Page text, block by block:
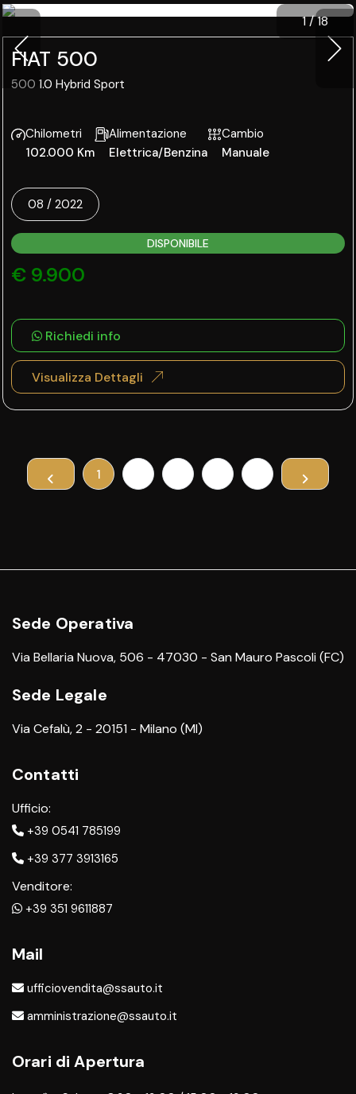
1/18
FIAT 500
500 1.0 Hybrid Sport
Chilometri
102.000 Km
Alimentazione
Elettrica/Benzina
Cambio
Manuale
08 / 2022
DISPONIBILE
€ 9.900
Richiedi info
Visualizza Dettagli
1
Sede Operativa
Via Bellaria Nuova, 506 - 47030 - San Mauro Pascoli (FC)
Sede Legale
Via Cefalù, 2 - 20151 - Milano (MI)
Contatti
Ufficio:
+39 0541 785199
+39 377 3913165
Venditore:
+39 351 9611887
Mail
ufficiovendita@ssauto.it
amministrazione@ssauto.it
Orari di Apertura